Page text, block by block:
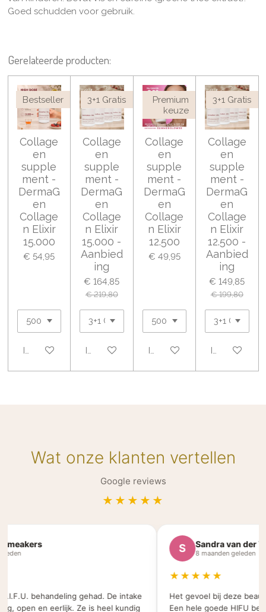
Goed schudden voor gebruik.
Gerelateerde producten:
Bestseller
Collage
en
supple
ment -
DermaG
en
Collage
n Elixir
15.000
€ 54,95
In winkelwagen
3+1 Gratis
Collage
en
supple
ment -
DermaG
en
Collage
n Elixir
15.000 -
Aanbied
ing
€ 164,85
€ 219,80
In winkelwagen
Premium
keuze
Collage
en
supple
ment -
DermaG
en
Collage
n Elixir
12.500
€ 49,95
In winkelwagen
3+1 Gratis
Collage
en
supple
ment -
DermaG
en
Collage
n Elixir
12.500 -
Aanbied
ing
€ 149,85
€ 199,80
In
Wat onze klanten vertellen
Google reviews
★★★★★
behandeling gehad. De intake
open en eerlijk. Ze is heel kundig
S Sandra van der
8 maanden geleden
★★★★★
Het gevoel bij deze beauty
Een hele goede HIFU